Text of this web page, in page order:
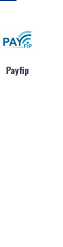
Payfip